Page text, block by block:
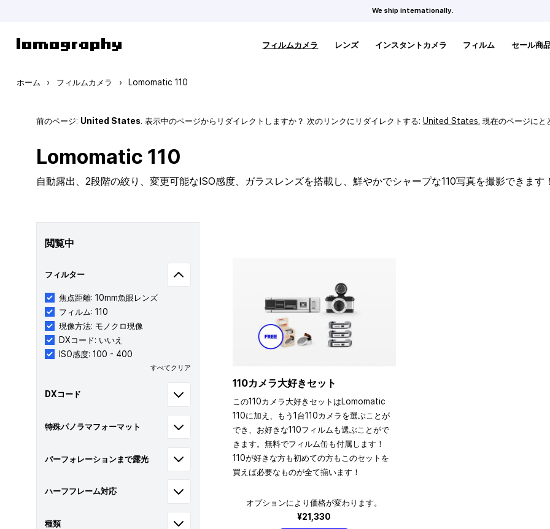
We ship internationally.
フィルムカメラ レンズ インスタントカメラ フィルム セール商
ホーム › フィルムカメラ › Lomomatic 110
前のページ: United States. 表示中のページからリダイレクトしますか？ 次のリンクにリダイレクトする: United States. 現在のページにと
Lomomatic 110
自動露出、2段階の絞り、変更可能なISO感度、ガラスレンズを搭載し、鮮やかでシャープな110写真を撮影できます
閲覧中
フィルター
焦点距離: 10mm魚眼レンズ
フィルム: 110
現像方法: モノクロ現像
DXコード: いいえ
ISO感度: 100 - 400
すべてクリア
DXコード
特殊パノラマフォーマット
パーフォレーションまで露光
ハーフフレーム対応
種類
110カメラ大好きセット
この110カメラ大好きセットはLomomatic
110に加え、もう1台110カメラを選ぶことが
でき、お好きな110フィルムも選ぶことがで
きます。無料でフィルム缶も付属します！
110が好きな方も初めての方もこのセットを
買えば必要なものが全て揃います！
オプションにより価格が変わります。
¥21,330